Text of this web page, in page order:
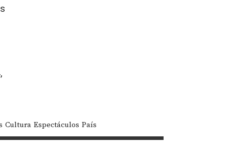
Cultura Espectáculos País